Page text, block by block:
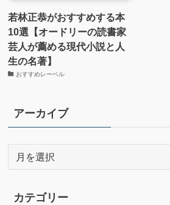
若林正恭がおすすめする本
10選【オードリーの読書家
芸人が薦める現代小説と人
生の名著】
おすすめレーベル
アーカイブ
イカテゴリー